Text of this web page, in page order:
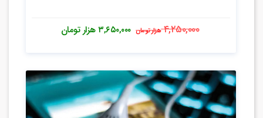
۴,۲۵۰,۰۰۰ هزار تومان ۳,۶۵۰,۰۰۰هزار تومان